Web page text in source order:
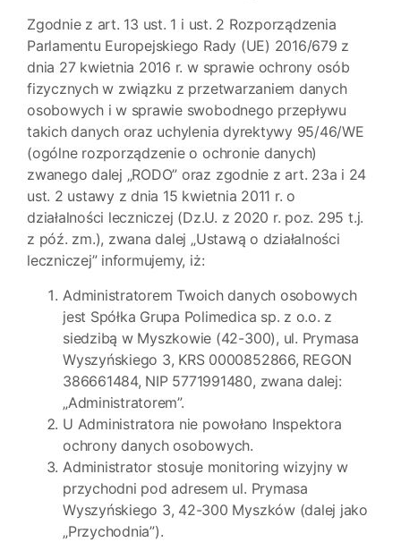
Zgodnie z art. 13 ust. 1 i ust. 2 Rozporządzenia
Parlamentu Europejskiego Rady (UE) 2016/679 z
dnia 27 kwietnia 2016 r. w sprawie ochrony osób
fizycznych w związku z przetwarzaniem danych
osobowych i w sprawie swobodnego przepływu
takich danych oraz uchylenia dyrektywy 95/46/WE
(ogólne rozporządzenie o ochronie danych)
zwanego dalej „RODO” oraz zgodnie z art. 23a i 24
ust. 2 ustawy z dnia 15 kwietnia 2011 r. o
działalności leczniczej (Dz.U. z 2020 r. poz. 295 t.j.
z póź. zm.), zwana dalej „Ustawą o działalności
leczniczej” informujemy, iż:
Administratorem Twoich danych osobowych
jest Spółka Grupa Polimedica sp. z o.o. z
siedzibą w Myszkowie (42-300), ul. Prymasa
Wyszyńskiego 3, KRS 0000852866, REGON
386661484, NIP 5771991480, zwana dalej:
„Administratorem”.
U Administratora nie powołano Inspektora
ochrony danych osobowych.
Administrator stosuje monitoring wizyjny w
przychodni pod adresem ul. Prymasa
Wyszyńskiego 3, 42-300 Myszków (dalej jako
„Przychodnia”).